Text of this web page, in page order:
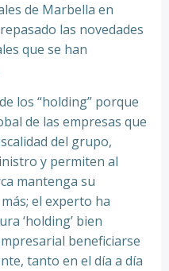
de Marbella en
las novedades
que se han
los “holding” porque
de las empresas que
del grupo,
y permiten al
mantenga su
el experto ha
‘holding’ bien
beneficiarse
tanto en el día a día